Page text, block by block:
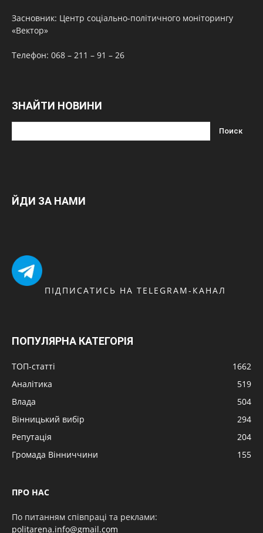
Засновник: Центр соціально-політичного моніторингу
«Вектор»
Телефон: 068 – 211 – 91 – 26
ЗНАЙТИ НОВИНИ
ЙДИ ЗА НАМИ
ПІДПИСАТИСЬ НА TELEGRAM-КАНАЛ
ПОПУЛЯРНА КАТЕГОРІЯ
ТОП-статті
1662
Аналітика
519
Влада
504
Вінницький вибір
294
Репутація
204
Громада Вінниччини
155
ПРО НАС
По питанням співпраці та реклами:
politarena.info@gmail.com